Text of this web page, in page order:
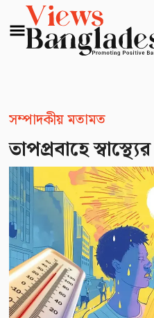
সম্পাদকীয় মতামত
তাপপ্রবাহে